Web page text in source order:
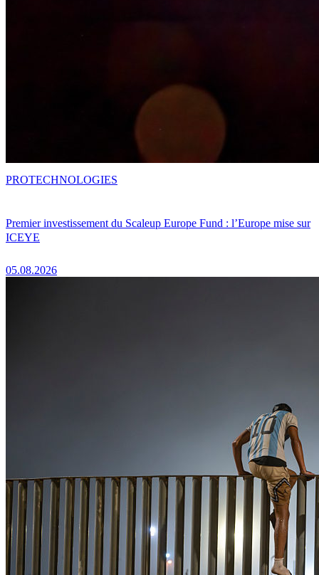
Premier investissement du Scaleup Europe Fund : l’Europe mise sur
ICEYE
05.08.2026
PROTECHNOLOGIES